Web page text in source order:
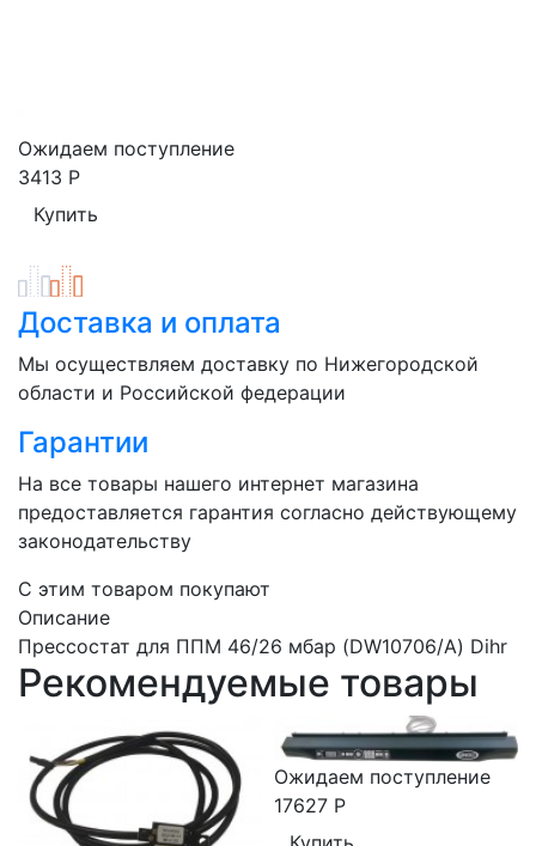
Ожидаем поступление
3413 Р
Доставка и оплата
Мы осуществляем доставку по Нижегородской
области и Российской федерации
Гарантии
На все товары нашего интернет магазина
предоставляется гарантия согласно действующему
законодательству
C этим товаром покупают
Описание
Прессостат для ППМ 46/26 мбар (DW10706/A) Dihr
Рекомендуемые товары
Ожидаем поступление
17627 Р